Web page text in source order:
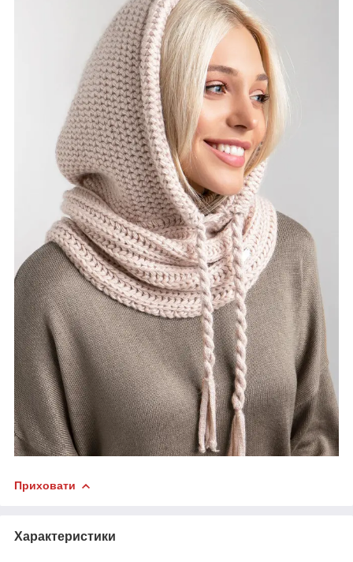
Приховати
Характеристики